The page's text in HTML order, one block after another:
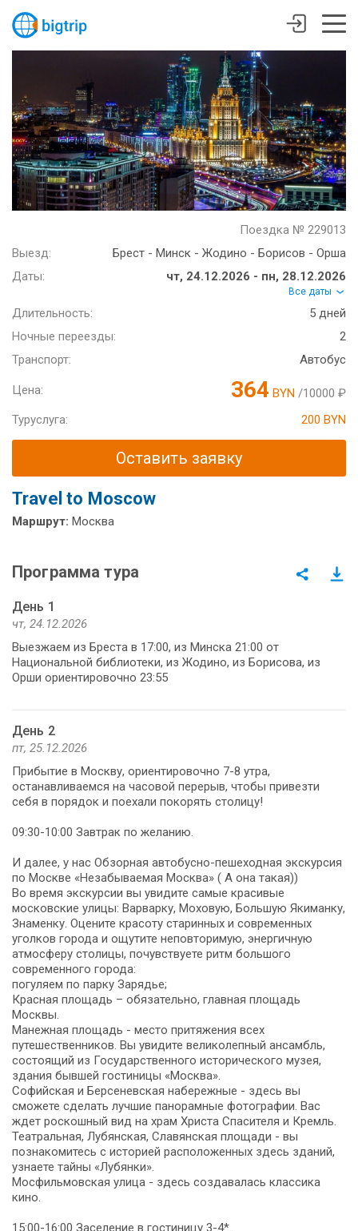
Поездка № 229013
Выезд:
Брест - Минск - Жодино - Борисов - Орша
Даты:
чт, 24.12.2026 - пн, 28.12.2026
Все даты
Длительность:
5 дней
Ночные переезды:
2
Транспорт:
Автобус
Цена: 364 BYN /10000 ₽
Туруслуга:
200 BYN
Оставить заявку
Travel to Moscow
Маршрут: Москва
Программа тура
День 1
чт, 24.12.2026
Выезжаем из Бреста в 17:00, из Минска 21:00 от
Национальной библиотеки, из Жодино, из Борисова, из
Орши ориентировочно 23:55
День 2
пт, 25.12.2026
Прибытие в Москву, ориентировочно 7-8 утра,
останавливаемся на часовой перерыв, чтобы привезти
себя в порядок и поехали покорять столицу!
09:30-10:00 Завтрак по желанию.
И далее, у нас Обзорная автобусно-пешеходная экскурсия
по Москве «Незабываемая Москва» ( А она такая))
Во время экскурсии вы увидите самые красивые
московские улицы: Варварку, Моховую, Большую Якиманку,
Знаменку. Оцените красоту старинных и современных
уголков города и ощутите неповторимую, энергичную
атмосферу столицы, почувствуете ритм большого
современного города:
погуляем по парку Зарядье;
Красная площадь – обязательно, главная площадь
Москвы.
Манежная площадь - место притяжения всех
путешественников. Вы увидите великолепный ансамбль,
состоящий из Государственного исторического музея,
здания бывшей гостиницы «Москва».
Софийская и Берсеневская набережные - здесь вы
сможете сделать лучшие панорамные фотографии. Вас
ждет роскошный вид на храм Христа Спасителя и Кремль.
Театральная, Лубянская, Славянская площади - вы
познакомитесь с историей расположенных здесь зданий,
узнаете тайны «Лубянки».
Мосфильмовская улица - здесь создавалась классика
кино.
15:00-16:00 Заселение в гостиницу 3-4*.